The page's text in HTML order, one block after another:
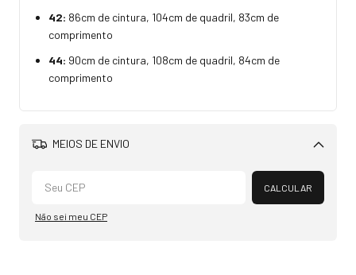
42: 86cm de cintura, 104cm de quadril, 83cm de
comprimento
44: 90cm de cintura, 108cm de quadril, 84cm de
comprimento
MEIOS DE ENVIO
Alterar CEP
CALCULAR
Não sei meu CEP